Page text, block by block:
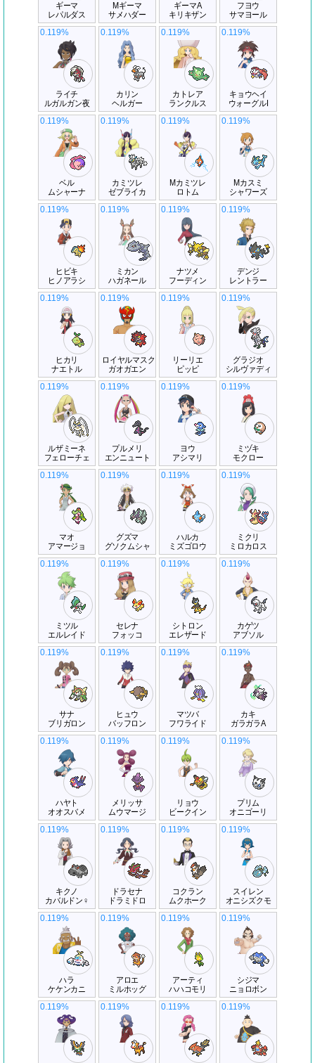
ギーマ
レパルダス
Mギーマ
サメハダー
ギーマA
キリキザン
フヨウ
サマヨール
ライチ
ルガルガン夜
0.119%
カリン
ヘルガー
0.119%
カトレア
ランクルス
0.119%
キョウヘイ
ウォーグルI
0.119%
ベル
ムシャーナ
0.119%
カミツレ
ゼブライカ
0.119%
Mカミツレ
ロトム
0.119%
Mカスミ
シャワーズ
0.119%
ヒビキ
ヒノアラシ
0.119%
ミカン
ハガネール
0.119%
ナツメ
フーディン
0.119%
デンジ
レントラー
0.119%
ヒカリ
ナエトル
0.119%
ロイヤルマスク
ガオガエン
0.119%
リーリエ
ピッピ
0.119%
グラジオ
シルヴァディ
0.119%
ルザミーネ
フェローチェ
0.119%
プルメリ
エンニュート
0.119%
ヨウ
アシマリ
0.119%
ミヅキ
モクロー
0.119%
マオ
アマージョ
0.119%
グズマ
グソクムシャ
0.119%
ハルカ
ミズゴロウ
0.119%
ミクリ
ミロカロス
0.119%
ミツル
エルレイド
0.119%
セレナ
フォッコ
0.119%
シトロン
エレザード
0.119%
カゲツ
アブソル
0.119%
サナ
ブリガロン
0.119%
ヒュウ
バッフロン
0.119%
マツバ
フワライド
0.119%
カキ
ガラガラA
0.119%
ハヤト
オオスバメ
0.119%
メリッサ
ムウマージ
0.119%
リョウ
ビークイン
0.119%
プリム
オニゴーリ
0.119%
キクノ
カバルドン♀
0.119%
ドラセナ
ドラミドロ
0.119%
コクラン
ムクホーク
0.119%
スイレン
オニシズクモ
0.119%
ハラ
ケケンカニ
0.119%
アロエ
ミルホッグ
0.119%
アーティ
ハハコモリ
0.119%
シジマ
ニョロボン
0.119%
0.119% 0.119% 0.119% 0.119%